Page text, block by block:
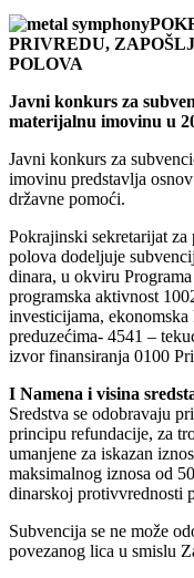
PRIVREDU,
POLOVA
Javni konkurs za
materijalnu imovinu u
Javni konkurs za
imovinu predstavlja
državne pomoći.
Pokrajinski sekretarijat
polova dodeljuje
dinara, u okviru
programska aktivnost
investicijama,
preduzećima- 4541 –
izvor finansiranja 0100
I Namena i visina
Sredstva se odobravaju
principu refundacije, za
umanjene za iskazan
maksimalnog iznosa od
dinarskoj protivvrednosti
Subvencija se ne može
povezanog lica u smislu